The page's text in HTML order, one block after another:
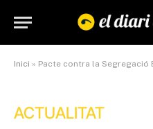
Inici » Pacte contra la Segregació
ACTUALITAT